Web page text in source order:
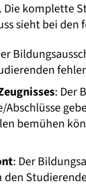
komplette
sieht bei
: Der
bemühen
: Der